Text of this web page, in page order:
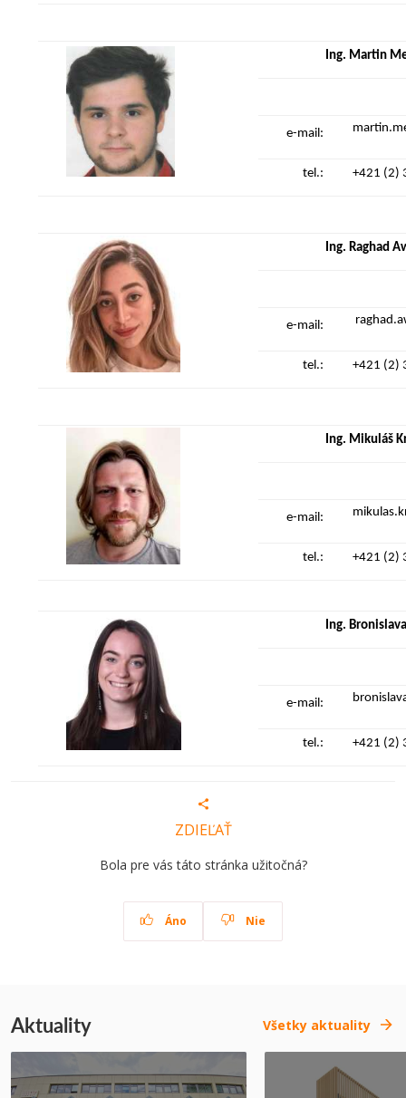
Ing. Martin
e-mail:
tel.: +421 (2)
Ing. Raghad
e-mail:
tel.: +421 (2)
Ing. Mikuláš
e-mail:
tel.: +421 (2)
Ing.
e-mail:
tel.: +421 (2)
ZDIEĽAŤ
Bola pre vás táto stránka užitočná?
Áno Nie
Aktuality Všetky aktuality